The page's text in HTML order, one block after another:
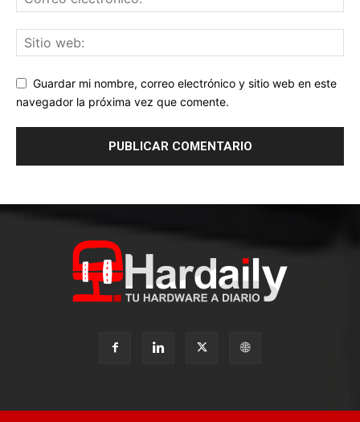
Guardar mi nombre, correo electrónico y sitio web en este
navegador la próxima vez que comente.